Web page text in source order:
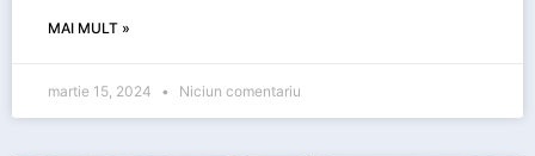
MAI MULT »
martie 15, 2024 Niciun comentariu